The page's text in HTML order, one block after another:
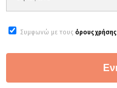
Συμφωνώ με τους όρους χρήσης